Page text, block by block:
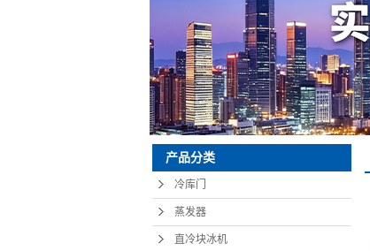
产品分类
冷库门
蒸发器
直冷块冰机